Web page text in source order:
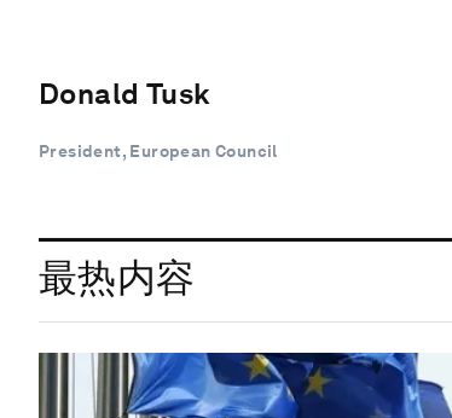
Donald Tusk
President, European Council
最热内容